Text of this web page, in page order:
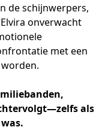
de schijnwerpers,
onverwacht
met een
als